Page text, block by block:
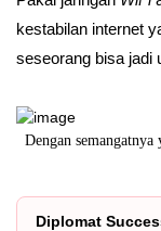
kestabilan internet
seseorang bisa jadi
lebih,
Nama
Diplomat